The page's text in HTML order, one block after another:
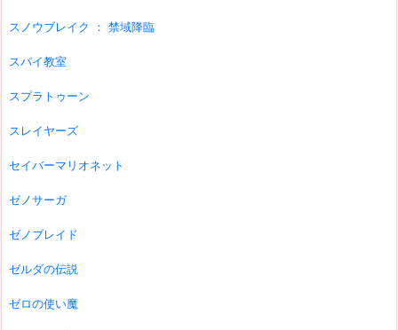
スノウブレイク ： 禁域降臨
スパイ教室
スプラトゥーン
スレイヤーズ
セイバーマリオネット
ゼノサーガ
ゼノブレイド
ゼルダの伝説
ゼロの使い魔